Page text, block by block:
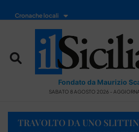
Cronache locali
Fondato da Maurizio
SABATO 8 AGOSTO 2026 -
TRAVOLTO DA UNO